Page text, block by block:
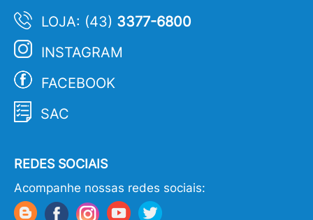
LOJA: (43) 3377-6800
INSTAGRAM
FACEBOOK
SAC
REDES SOCIAIS
Acompanhe nossas redes sociais: